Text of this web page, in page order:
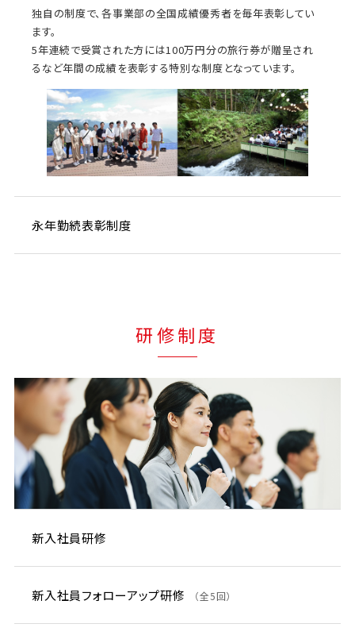
独自の制度で、各事業部の全国成績優秀者を毎年表彰してい
ます。
5年連続で受賞された方には100万円分の旅行券が贈呈され
るなど年間の成績を表彰する特別な制度となっています。
永年勤続表彰制度
研修制度
新入社員研修
新入社員フォローアップ研修 （全5回）